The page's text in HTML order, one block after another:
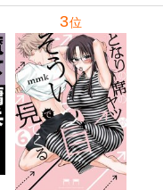
3位